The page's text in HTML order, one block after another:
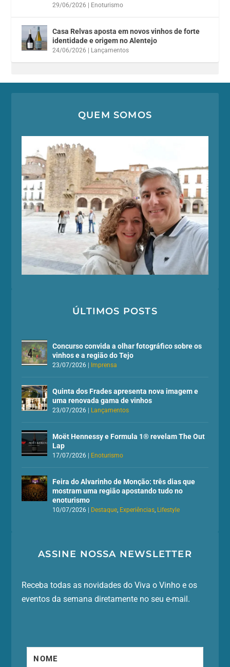
29/06/2026 Enoturismo
Casa Relvas aposta em novos vinhos de forte
identidade e origem no Alentejo
24/06/2026 Lançamentos
QUEM SOMOS
ÚLTIMOS POSTS
Concurso convida a olhar fotográfico sobre os
vinhos e a região do Tejo
23/07/2026 Imprensa
Quinta dos Frades apresenta nova imagem e
uma renovada gama de vinhos
23/07/2026 Lançamentos
Moët Hennessy e Formula 1® revelam The Out
Lap
17/07/2026 Enoturismo
Feira do Alvarinho de Monção: três dias que
mostram uma região apostando tudo no
enoturismo
10/07/2026 Destaque, Experiências, Lifestyle
ASSINE NOSSA NEWSLETTER
Receba todas as novidades do Viva o Vinho e os
eventos da semana diretamente no seu e-mail.